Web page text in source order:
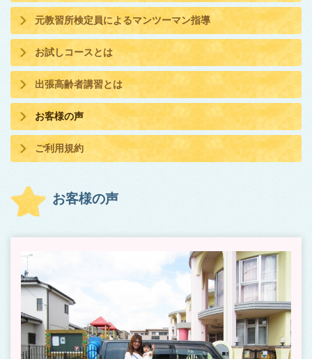
元教習所検定員によるマンツーマン指導
お試しコースとは
出張高齢者講習とは
お客様の声
ご利用規約
お客様の声